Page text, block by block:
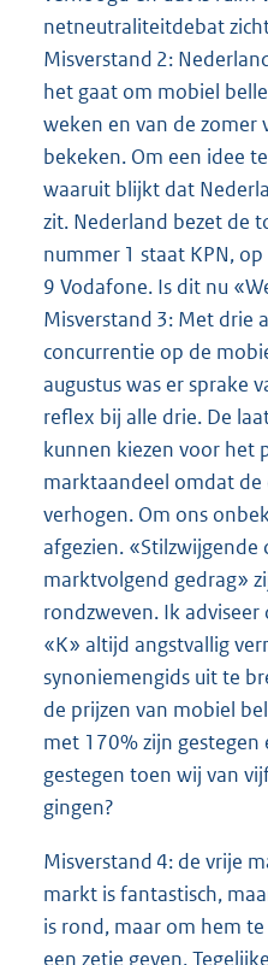
netneutraliteitdebat
Misverstand 2:
het gaat om mobiel
weken en van de zomer
bekeken. Om een idee
waaruit blijkt dat
zit. Nederland bezet de
nummer 1 staat KPN,
9 Vodafone. Is dit nu
Misverstand 3: Met drie
concurrentie op de
augustus was er sprake
reflex bij alle drie. De
kunnen kiezen voor het
marktaandeel omdat de
verhogen. Om ons
afgezien. «Stilzwijgende
marktvolgend gedrag»
rondzweven. Ik adviseer
«K» altijd angstvallig
synoniemengids uit te
de prijzen van mobiel
met 170% zijn gestegen
gestegen toen wij van
gingen?
Misverstand 4: de vrije
markt is fantastisch,
is rond, maar om hem
een zetje geven.